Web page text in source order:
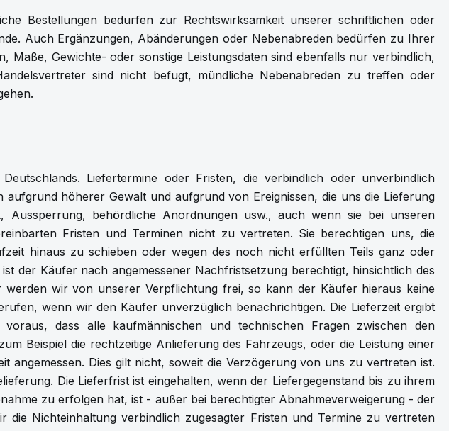
Bestellungen bedürfen zur Rechtswirksamkeit unserer schriftlichen oder
Auch Ergänzungen, Abänderungen oder Nebenabreden bedürfen zu Ihrer
Gewichte- oder sonstige Leistungsdaten sind ebenfalls nur verbindlich,
sind nicht befugt, mündliche Nebenabreden zu treffen oder
Liefertermine oder Fristen, die verbindlich oder unverbindlich
höherer Gewalt und aufgrund von Ereignissen, die uns die Lieferung
behördliche Anordnungen usw., auch wenn sie bei unseren
Fristen und Terminen nicht zu vertreten. Sie berechtigen uns, die
hinaus zu schieben oder wegen des noch nicht erfüllten Teils ganz oder
der Käufer nach angemessener Nachfristsetzung berechtigt, hinsichtlich des
wir von unserer Verpflichtung frei, so kann der Käufer hieraus keine
wenn wir den Käufer unverzüglich benachrichtigen. Die Lieferzeit ergibt
dass alle kaufmännischen und technischen Fragen zwischen den
Beispiel die rechtzeitige Anlieferung des Fahrzeugs, oder die Leistung einer
Dies gilt nicht, soweit die Verzögerung von uns zu vertreten ist.
Die Lieferfrist ist eingehalten, wenn der Liefergegenstand bis zu ihrem
zu erfolgen hat, ist - außer bei berechtigter Abnahmeverweigerung - der
die Nichteinhaltung verbindlich zugesagter Fristen und Termine zu vertreten